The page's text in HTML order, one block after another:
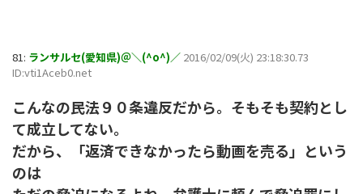
81: ランサルセ(愛知県)＠＼(^o^)／ 2016/02/09(火) 23:18:30.73
ID:vti1Aceb0.net
こんなの民法９０条違反だから。そもそも契約とし
て成立してない。
だから、「返済できなかったら動画を売る」という
のは